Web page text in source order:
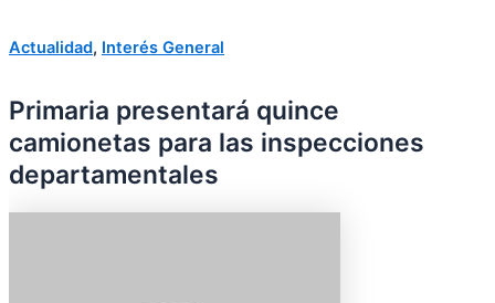
Actualidad, Interés General
Primaria presentará quince
camionetas para las inspecciones
departamentales